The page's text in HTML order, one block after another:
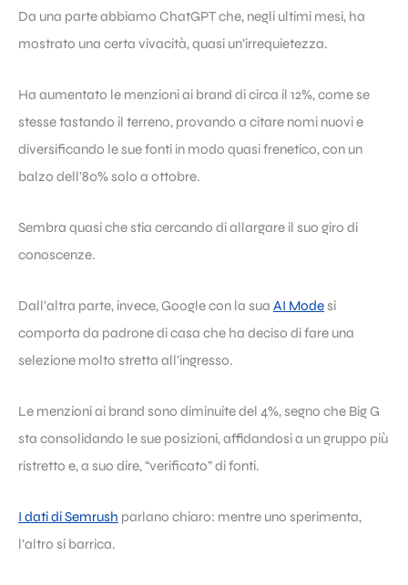
Da una parte abbiamo ChatGPT che, negli ultimi mesi, ha
mostrato una certa vivacità, quasi un’irrequietezza.
Ha aumentato le menzioni ai brand di circa il 12%, come se
stesse tastando il terreno, provando a citare nomi nuovi e
diversificando le sue fonti in modo quasi frenetico, con un
balzo dell’80% solo a ottobre.
Sembra quasi che stia cercando di allargare il suo giro di
conoscenze.
Dall’altra parte, invece, Google con la sua AI Modesi
comporta da padrone di casa che ha deciso di fare una
selezione molto stretta all’ingresso.
Le menzioni ai brand sono diminuite del 4%, segno che Big G
sta consolidando le sue posizioni, affidandosi a un gruppo più
ristretto e, a suo dire, “verificato” di fonti.
I dati di Semrush parlano chiaro: mentre uno sperimenta,
l’altro si barrica.